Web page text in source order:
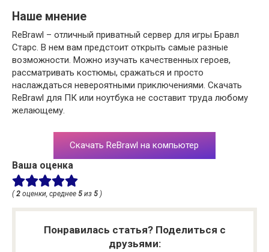
Наше мнение
ReBrawl – отличный приватный сервер для игры Бравл
Старс. В нем вам предстоит открыть самые разные
возможности. Можно изучать качественных героев,
рассматривать костюмы, сражаться и просто
наслаждаться невероятными приключениями. Скачать
ReBrawl для ПК или ноутбука не составит труда любому
желающему.
Скачать ReBrawl на компьютер
Ваша оценка
(2 оценки, среднее 5 из 5 )
Понравилась статья? Поделиться с
друзьями: